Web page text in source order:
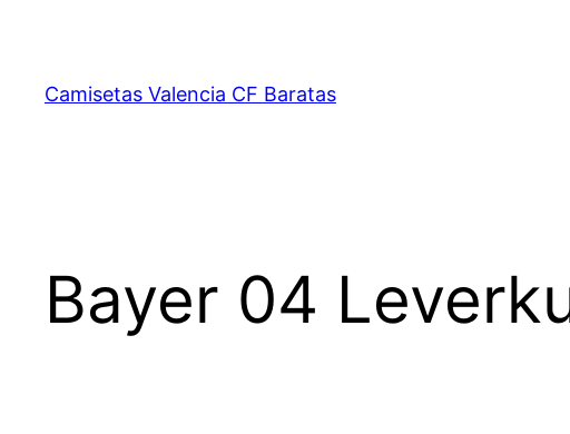
contenido
Camisetas Valencia CF Baratas
Bayer 04